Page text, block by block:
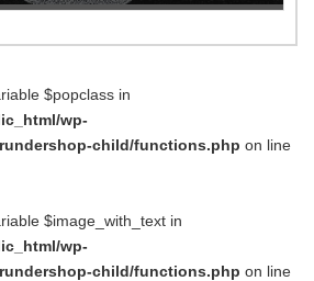
$popclass in
wp-
child/functions.php on line
$image_with_text in
wp-
child/functions.php on line